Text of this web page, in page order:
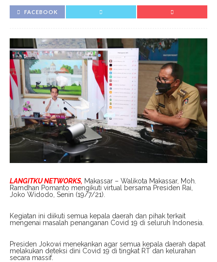
FACEBOOK
LANGITKU NETWORKS, Makassar – Walikota Makassar, Moh.
Ramdhan Pomanto mengikuti virtual bersama Presiden Rai,
Joko Widodo, Senin (19/7/21).
Kegiatan ini diikuti semua kepala daerah dan pihak terkait
mengenai masalah penanganan Covid 19 di seluruh Indonesia.
Presiden Jokowi menekankan agar semua kepala daerah dapat
melakukan deteksi dini Covid 19 di tingkat RT dan kelurahan
secara massif.